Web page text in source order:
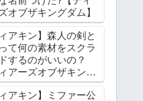
オブザキングダム】
ィアキン】森人の剣と
て何の素材をスクラ
するのがいいの？
ィアーズオブザキング
ィアキン】ミファー公